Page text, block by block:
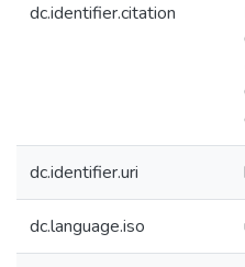
dc.identifier.citation
dc.identifier.uri
dc.language.iso